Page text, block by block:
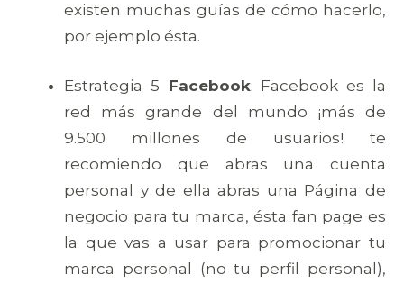
existen muchas guías de cómo hacerlo,
por ejemplo ésta.
Estrategia 5 Facebook: Facebook es la
red más grande del mundo ¡más de
9.500 millones de usuarios! te
recomiendo que abras una cuenta
personal y de ella abras una Página de
negocio para tu marca, ésta fan page es
la que vas a usar para promocionar tu
marca personal (no tu perfil personal),